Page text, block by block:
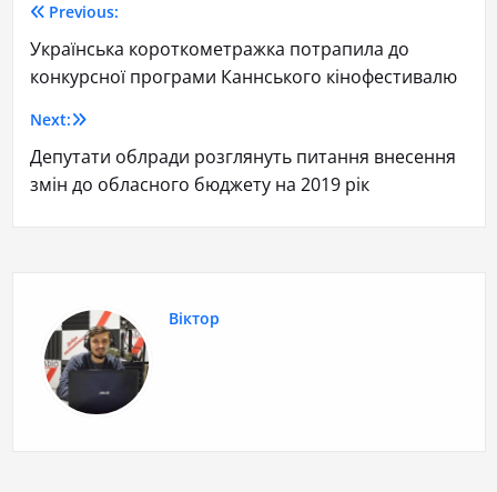
Previous:
Українська короткометражка потрапила до
конкурсної програми Каннського кінофестивалю
Next:
Депутати облради розглянуть питання внесення
змін до обласного бюджету на 2019 рік
Віктор